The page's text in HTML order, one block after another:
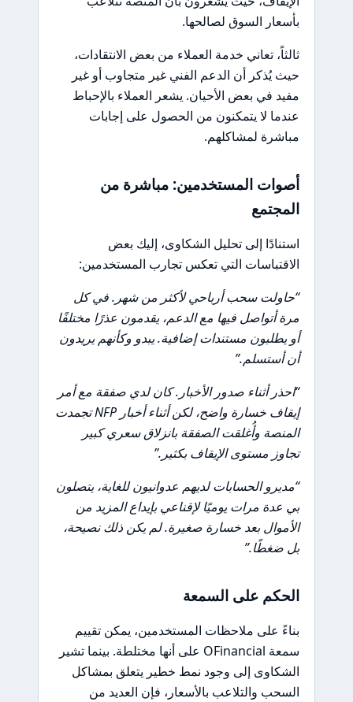
بأسعار السوق لصالحها.
ثالثاً، تعاني خدمة العملاء من بعض الانتقادات،
حيث يُذكر أن الدعم الفني غير متجاوب أو غير
مفيد في بعض الأحيان. يشعر العملاء بالإحباط
عندما لا يتمكنون من الحصول على إجابات
مباشرة لمشاكلهم.
أصوات المستخدمين: مباشرة من
المجتمع
استنادًا إلى تحليل الشكاوى، إليك بعض
الاقتباسات التي تعكس تجارب المستخدمين:
“حاولت سحب أرباحي لأكثر من شهر. في كل
مرة أتواصل فيها مع الدعم، يقدمون عذرًا مختلفًا
أو يطلبون مستندات إضافية. يبدو وكأنهم يريدون
أن أستسلم.”
“احذر أثناء صدور الأخبار. كان لدي صفقة مع أمر
إيقاف خسارة واضح، لكن أثناء أخبار NFP تجمدت
المنصة وأُغلقت الصفقة بانزلاق سعري كبير
تجاوز مستوى الإيقاف بكثير.”
“مديرو الحسابات لديهم عدوانيون للغاية، يتصلون
بي عدة مرات يوميًا لإقناعي بإيداع المزيد من
الأموال بعد خسارة صغيرة. لم يكن ذلك نصيحة،
بل ضغطًا.”
الحكم على السمعة
بناءً على ملاحظات المستخدمين، يمكن تقييم
سمعة OFinancial على أنها مختلطة. بينما تشير
الشكاوى إلى وجود نمط خطير يتعلق بمشاكل
السحب والتلاعب بالأسعار، فإن العديد من